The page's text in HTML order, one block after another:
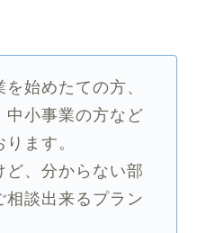
始めたての方、
中小事業の方など
ます。
ど、分からない部
談出来るプラン